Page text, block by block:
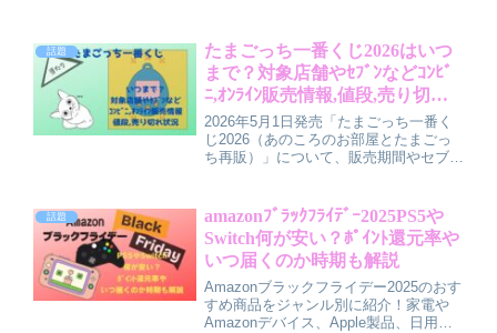
話題
たまごっち一番くじ2026はいつ
まで？対象店舗やｾﾌﾞﾝなどｺﾝﾋﾞ
ﾆ,ｵﾝﾗｲﾝ販売情報,値段,売り切れ
状況を調査
2026年5月1日発売「たまごっち一番く
じ2026（あのころのお部屋とたまごっ
ち再販）」について、販売期間やセブン
売り切れやすさと在庫状況、効率よく引
くコツまでを分かりやすく解説していま
す。
話題
amazonﾌﾞﾗｯｸﾌﾗｲﾃﾞｰ2025PS5や
Switch何が安い？ﾎﾟｲﾝﾄ還元率や
いつ届くのか時期も解説
Amazonブラックフライデー2025のおす
すめ商品をジャンル別に紹介！家電や
Amazonデバイス、Apple製品、日用品